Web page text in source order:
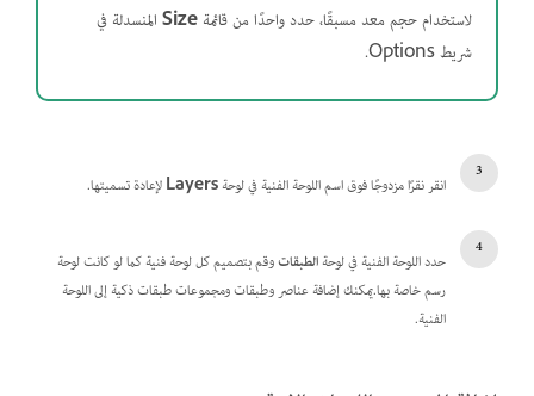
لاستخدام حجم معد مسبقًا، حدد واحدًا من قائمةSizeالمنسدلة في
شريط Options.
انقر نقرًا مزدوجًا فوق اسم اللوحة الفنية في لوحةLayersلإعادة تسميتها.
حدد اللوحة الفنية في لوحةالطبقاتوقم بتصميم كل لوحة فنية كما لو كانت لوحة
رسم خاصة بها.يمكنك إضافة عناصر وطبقات ومجموعات طبقات ذكية إلى اللوحة
الفنية.